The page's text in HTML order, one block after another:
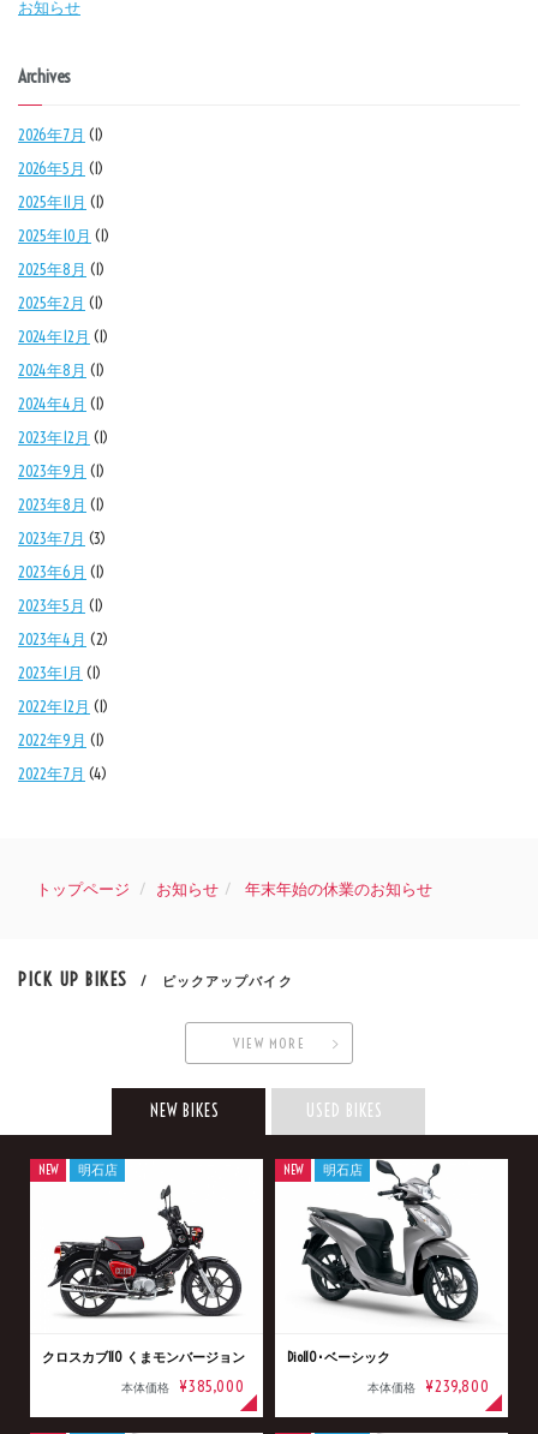
お知らせ
Archives
2026年7月 (1)
2026年5月 (1)
2025年11月 (1)
2025年10月 (1)
2025年8月 (1)
2025年2月 (1)
2024年12月 (1)
2024年8月 (1)
2024年4月 (1)
2023年12月 (1)
2023年9月 (1)
2023年8月 (1)
2023年7月 (3)
2023年6月 (1)
2023年5月 (1)
2023年4月 (2)
2023年1月 (1)
2022年12月 (1)
2022年9月 (1)
2022年7月 (4)
トップページ お知らせ 年末年始の休業のお知らせ
PICK UP BIKES / ピックアップバイク
VIEW MORE
NEW BIKES USED BIKES
クロスカブ110 くまモンバージョン
本体価格 ¥385,000
NEW 明石店
Dio110･ベーシック
本体価格 ¥239,800
NEW 明石店